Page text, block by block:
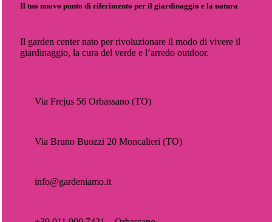
Il tuo nuovo punto di riferimento per il giardinaggio e la natura
Il garden center nato per rivoluzionare il modo di vivere il
giardinaggio, la cura del verde e l’arredo outdoor.
Via Frejus 56 Orbassano (TO)
Via Bruno Buozzi 20 Moncalieri (TO)
info@gardeniamo.it